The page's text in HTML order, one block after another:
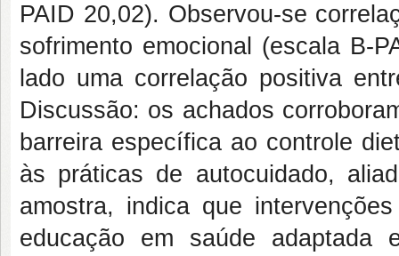
PAID 20,02). Observou-se
sofrimento emocional (escala B-
lado uma correlação positiva
Discussão: os achados
barreira específica ao controle
às práticas de autocuidado,
amostra, indica que
educação em saúde adaptada